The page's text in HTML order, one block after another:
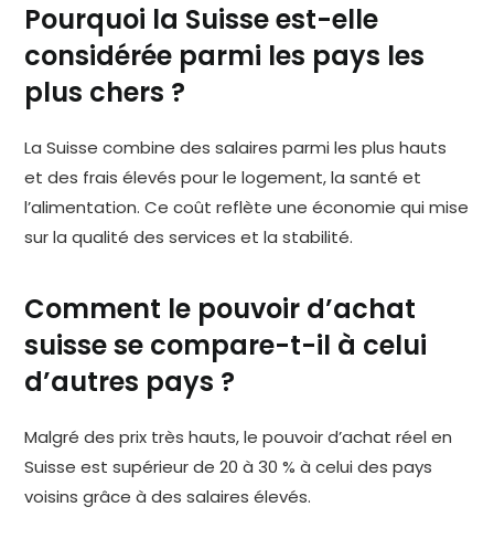
Pourquoi la Suisse est-elle
considérée parmi les pays les
plus chers ?
La Suisse combine des salaires parmi les plus hauts
et des frais élevés pour le logement, la santé et
l’alimentation. Ce coût reflète une économie qui mise
sur la qualité des services et la stabilité.
Comment le pouvoir d’achat
suisse se compare-t-il à celui
d’autres pays ?
Malgré des prix très hauts, le pouvoir d’achat réel en
Suisse est supérieur de 20 à 30 % à celui des pays
voisins grâce à des salaires élevés.